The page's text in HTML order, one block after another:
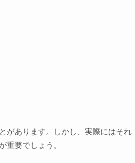
があります。しかし、実際にはそれ
要でしょう。